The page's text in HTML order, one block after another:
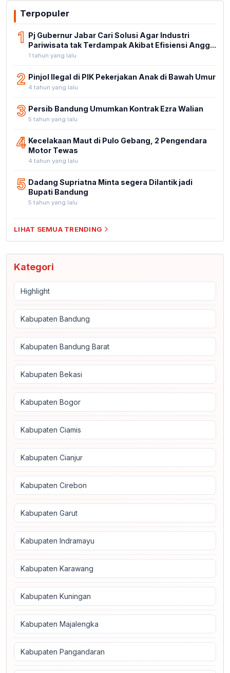
Terpopuler
1 Pj Gubernur Jabar Cari Solusi Agar Industri
Pariwisata tak Terdampak Akibat Efisiensi Angg...
1 tahun yang lalu
2 Pinjol Ilegal di PIK Pekerjakan Anak di Bawah Umur
4 tahun yang lalu
3 Persib Bandung Umumkan Kontrak Ezra Walian
5 tahun yang lalu
4 Kecelakaan Maut di Pulo Gebang, 2 Pengendara
Motor Tewas
4 tahun yang lalu
5 Dadang Supriatna Minta segera Dilantik jadi
Bupati Bandung
5 tahun yang lalu
LIHAT SEMUA TRENDING
Kategori
Highlight
Kabupaten Bandung
Kabupaten Bandung Barat
Kabupaten Bekasi
Kabupaten Bogor
Kabupaten Ciamis
Kabupaten Cianjur
Kabupaten Cirebon
Kabupaten Garut
Kabupaten Indramayu
Kabupaten Karawang
Kabupaten Kuningan
Kabupaten Majalengka
Kabupaten Pangandaran